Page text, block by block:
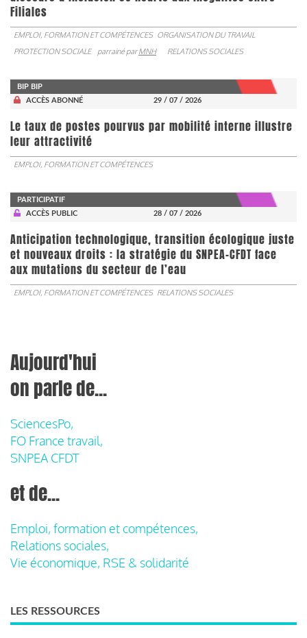
Filiales
EMPLOI, FORMATION ET COMPÉTENCES ORGANISATION DU TRAVAIL
PROTECTION SOCIALE
parrainé parMNH RELATIONS SOCIALES
BIP BIP
ACCÈS ABONNÉ
29 / 07 / 2026
Le taux de postes pourvus par mobilité interne illustre
leur attractivité
EMPLOI, FORMATION ET COMPÉTENCES
PARTICIPATIF
ACCÈS PUBLIC
28 / 07 / 2026
Anticipation technologique, transition écologique juste
et nouveaux droits : la stratégie du SNPEA-CFDT face
aux mutations du secteur de l’eau
EMPLOI, FORMATION ET COMPÉTENCES RELATIONS SOCIALES
Aujourd'hui
on parle de...
SciencesPo,
FO France travail,
SNPEA CFDT
et de...
Emploi, formation et compétences,
Relations sociales,
Vie économique, RSE & solidarité
LES RESSOURCES